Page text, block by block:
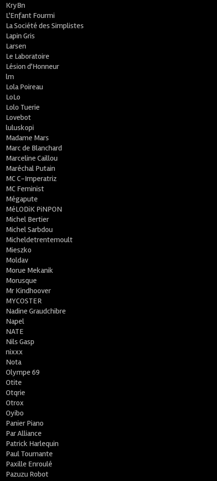
KryBn
L'Enfant Fourmi
La Société des Simplistes
Lapin Gris
Larsen
Le Laboratoire
Lésion d'Honneur
lm
Lola Poireau
LoLo
Lolo Tuerie
Lovebot
luluskopi
Madame Mars
Marc de Blanchard
Marceline Caillou
Maréchal Putain
MC C-Imperatriz
MC Feminist
Mégapute
MéLODiK PiNPON
Michel Bertier
Michel Sarbdou
Micheldetrentemoult
Mieszko
Moldav
Morue Mekanik
Morusque
Mr Kindhoover
MYCOSTER
Nadine Graudchibre
Napel
NATE
Nils Gasp
nixxx
Nota
Olympe 69
Otite
Otqrie
Otrox
Oyibo
Panier Piano
Par Alliance
Patrick Harlequin
Paul Tournante
Paxille Enroulé
Pazuzu Robot